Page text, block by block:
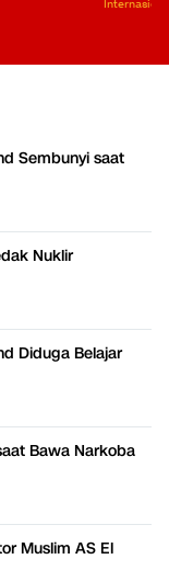
Sembunyi saat
Nuklir
Diduga Belajar
Bawa Narkoba
Muslim AS El